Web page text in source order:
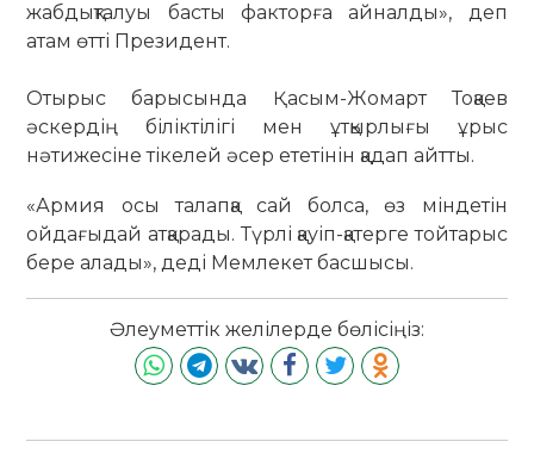
жабдықталуы басты факторға айналды», деп
атам өтті Президент.
Отырыс барысында Қасым-Жомарт Тоқаев
әскердің біліктілігі мен ұтқырлығы ұрыс
нәтижесіне тікелей әсер ететінін қадап айтты.
«Армия осы талапқа сай болса, өз міндетін
ойдағыдай атқарады. Түрлі қауіп-қатерге тойтарыс
бере алады», деді Мемлекет басшысы.
Әлеуметтік желілерде бөлісіңіз: